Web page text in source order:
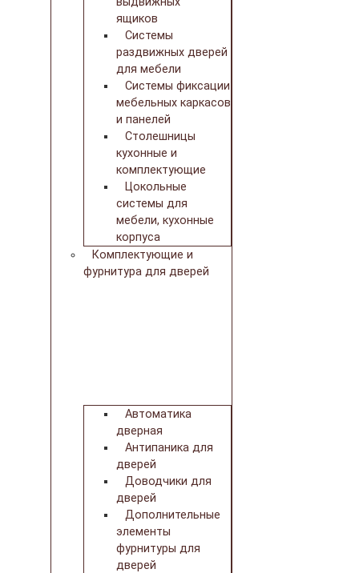
ящиков
Системы
раздвижных дверей
для мебели
Системы фиксации
мебельных каркасов
и панелей
Столешницы
кухонные и
комплектующие
Цокольные
системы для
мебели, кухонные
корпуса
Комплектующие и
фурнитура для дверей
Автоматика
дверная
Антипаника для
дверей
Доводчики для
дверей
Дополнительные
элементы
фурнитуры для
дверей